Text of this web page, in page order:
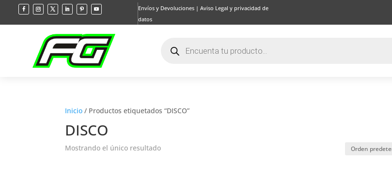
Envíos y Devoluciones| Aviso Legal y privacidad de
datos
productos
Inicio / Productos etiquetados “DISCO”
DISCO
Mostrando el único resultado